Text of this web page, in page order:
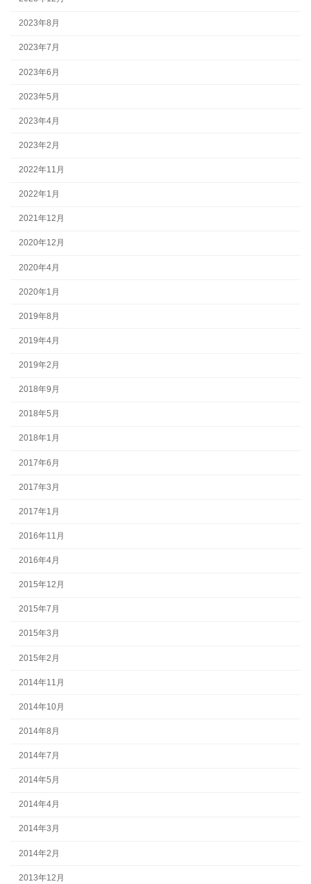
2023年8月
2023年7月
2023年6月
2023年5月
2023年4月
2023年2月
2022年11月
2022年1月
2021年12月
2020年12月
2020年4月
2020年1月
2019年8月
2019年4月
2019年2月
2018年9月
2018年5月
2018年1月
2017年6月
2017年3月
2017年1月
2016年11月
2016年4月
2015年12月
2015年7月
2015年3月
2015年2月
2014年11月
2014年10月
2014年8月
2014年7月
2014年5月
2014年4月
2014年3月
2014年2月
2013年12月